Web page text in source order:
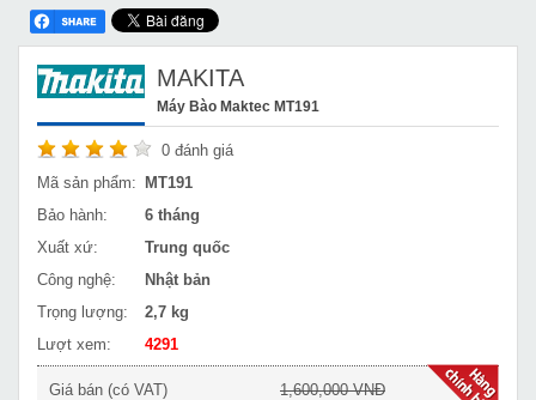
MAKITA
Máy Bào Maktec MT191
0 đánh giá
Mã sản phẩm:
MT191
Bảo hành:
6 tháng
Xuất xứ:
Trung quốc
Công nghệ:
Nhật bản
Trọng lượng:
2,7 kg
Lượt xem:
4291
Giá bán (có VAT)
1,600,000 VNĐ